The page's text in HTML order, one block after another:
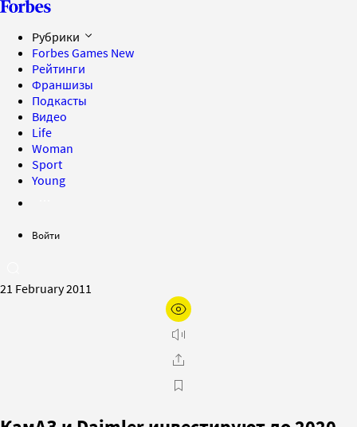
Рубрики
Forbes Games New
Рейтинги
Франшизы
Подкасты
Видео
Life
Woman
Sport
Young
Войти
21 February 2011